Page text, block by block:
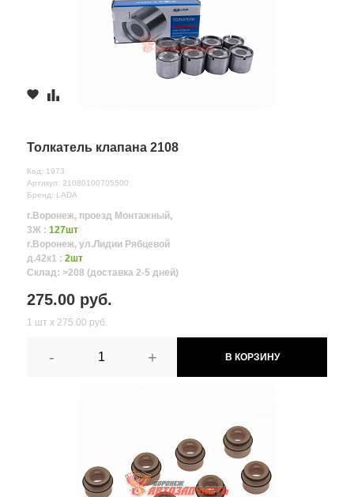
Толкатель клапана 2108
Код: 1973
Артикул: 21080100705500
Бренд: LADA
г.Воронеж, проезд Монтажный,
3Ж : 127шт
г.Воронеж, ул.Лидии Рябцевой
д.42к1 : 2шт
Склад: >208 (доставка 2-5 дней)
275.00 руб.
1 шт х 275.00 руб.
- + В КОРЗИНУ